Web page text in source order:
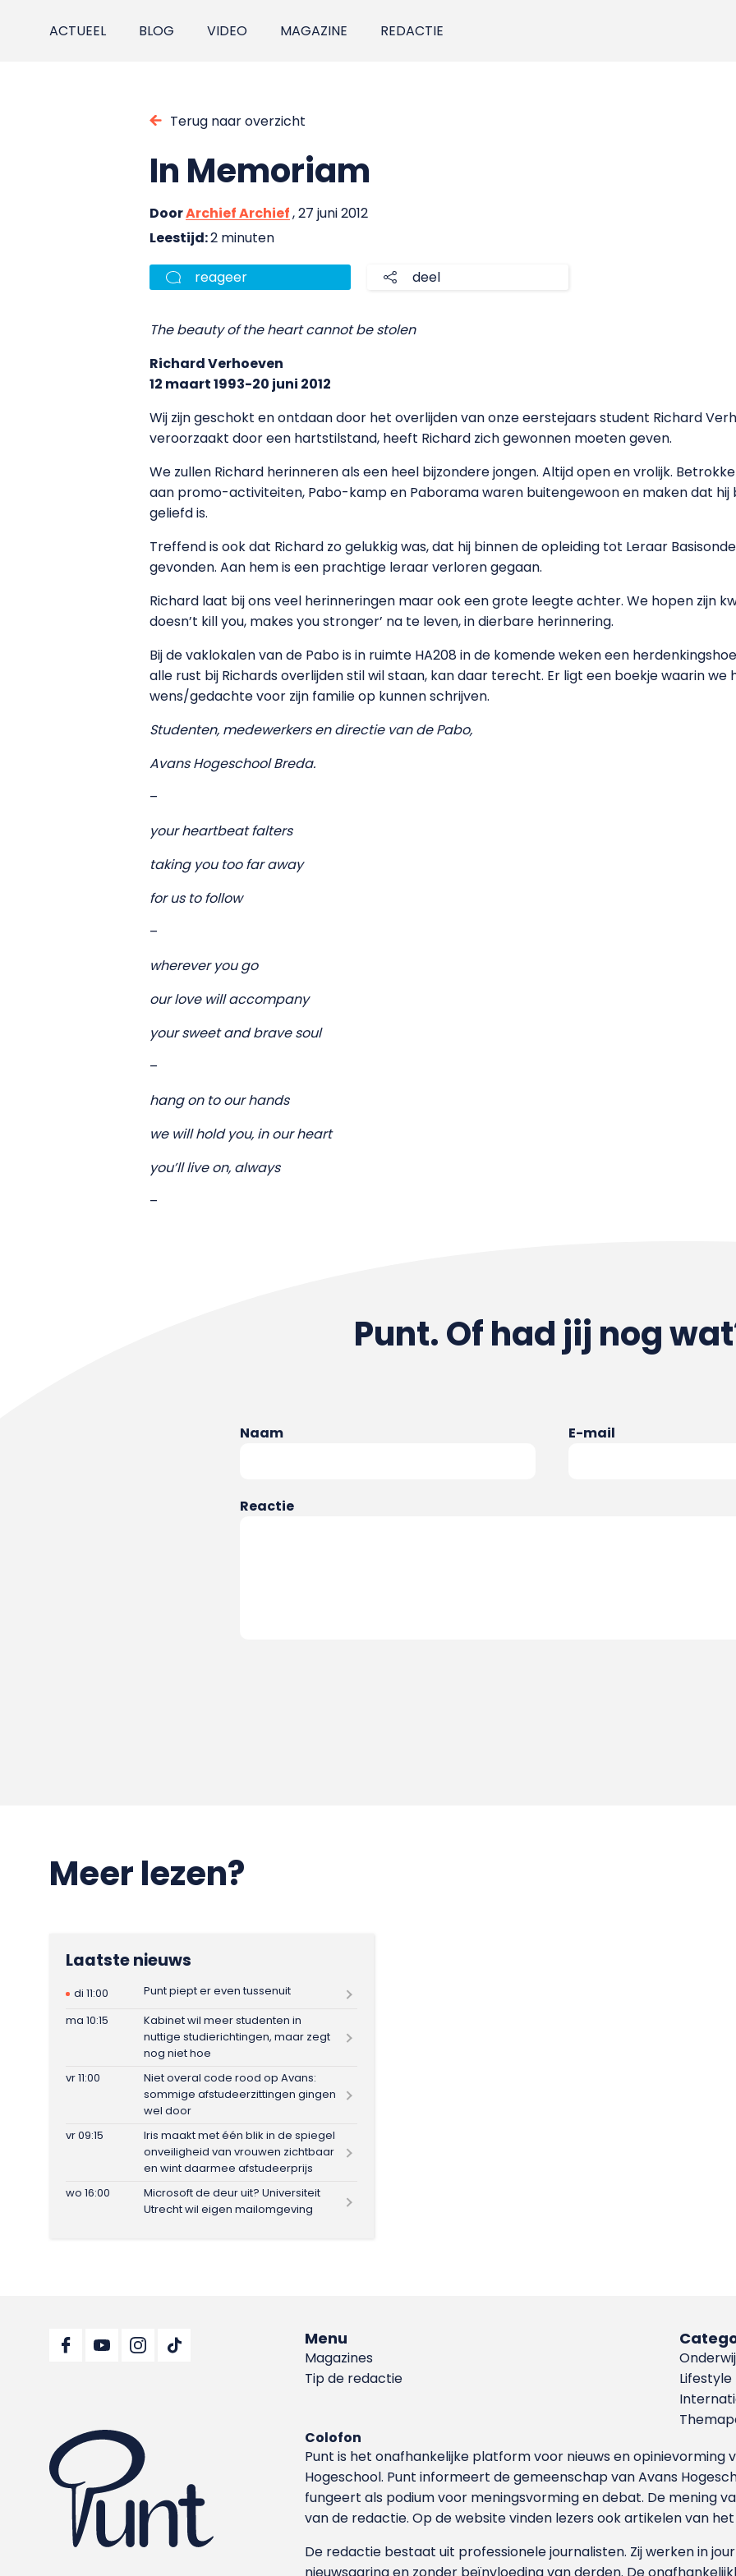
ACTUEEL BLOG VIDEO MAGAZINE REDACTIE
Terug naar overzicht
In Memoriam
DoorArchief Archief, 27 juni 2012
Leestijd:2 minuten
reageer deel
The beauty of the heart cannot be stolen
Richard Verhoeven
12 maart 1993-20 juni 2012
Wij zijn geschokt en ontdaan door het overlijden van onze eerstejaars student Richard
veroorzaakt door een hartstilstand, heeft Richard zich gewonnen moeten geven.
We zullen Richard herinneren als een heel bijzondere jongen. Altijd open en vrolijk.
aan promo-activiteiten, Pabo-kamp en Paborama waren buitengewoon en maken dat hij
geliefd is.
Treffend is ook dat Richard zo gelukkig was, dat hij binnen de opleiding tot Leraar
gevonden. Aan hem is een prachtige leraar verloren gegaan.
Richard laat bij ons veel herinneringen maar ook een grote leegte achter. We hopen zijn
doesn’t kill you, makes you stronger’ na te leven, in dierbare herinnering.
Bij de vaklokalen van de Pabo is in ruimte HA208 in de komende weken een
alle rust bij Richards overlijden stil wil staan, kan daar terecht. Er ligt een boekje waarin we
wens/gedachte voor zijn familie op kunnen schrijven.
Studenten, medewerkers en directie van de Pabo,
Avans Hogeschool Breda.
–
your heartbeat falters
taking you too far away
for us to follow
–
wherever you go
our love will accompany
your sweet and brave soul
–
hang on to our hands
we will hold you, in our heart
you’ll live on, always
–
Punt. Of had jij nog
Naam E-mail
Reactie
Meer lezen?
Laatste nieuws
di 11:00
Punt piept er even tussenuit
ma 10:15
Kabinet wil meer studenten in
nuttige studierichtingen, maar zegt
nog niet hoe
vr 11:00
Niet overal code rood op Avans:
sommige afstudeerzittingen gingen
wel door
vr 09:15
Iris maakt met één blik in de spiegel
onveiligheid van vrouwen zichtbaar
en wint daarmee afstudeerprijs
wo 16:00
Microsoft de deur uit? Universiteit
Utrecht wil eigen mailomgeving
Menu
Magazines
Tip de redactie
Lifestyle
Colofon
Punt is het onafhankelijke platform voor nieuws en
Hoge­school. Punt informeert de gemeenschap van Avans
fungeert als podium voor meningsvorming en debat. De mening
van de redactie. Op de website vinden lezers ook artikelen van
De redactie bestaat uit professionele journalisten. Zij werken in
nieuwsgaring en zonder beïnvloeding van derden. De